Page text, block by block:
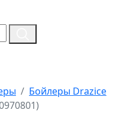
Бойлеры Drazice